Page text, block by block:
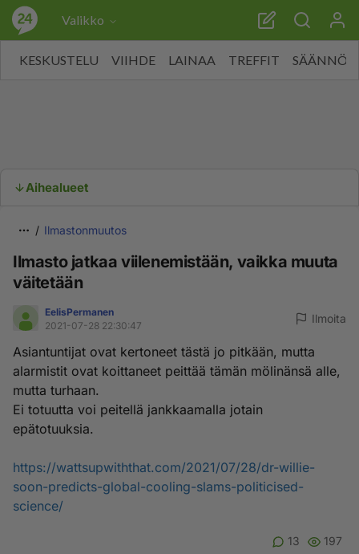
Valikko
KESKUSTELU VIIHDE LAINAA TREFFIT SÄÄNNÖT
Aihealueet
Ilmastonmuutos
Ilmasto jatkaa viilenemistään, vaikka muuta
väitetään
EelisPermanen
2021-07-28 22:30:47
Ilmoita
Asiantuntijat ovat kertoneet tästä jo pitkään, mutta
alarmistit ovat koittaneet peittää tämän mölinänsä alle,
mutta turhaan.
Ei totuutta voi peitellä jankkaamalla jotain
epätotuuksia.
https://wattsupwiththat.com/2021/07/28/dr-willie-
soon-predicts-global-cooling-slams-politicised-
science/
13 197